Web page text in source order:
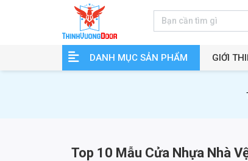
DANH MỤC SẢN PHẨM GIỚI
Top 10 Mẫu Cửa Nhựa Nhà